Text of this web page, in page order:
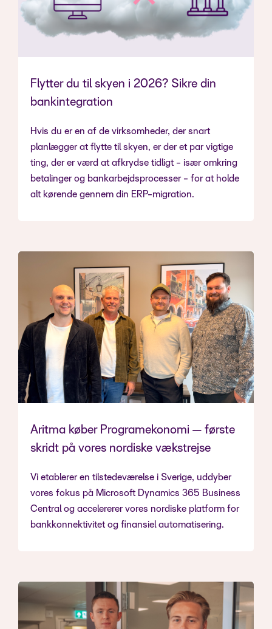
Flytter du til skyen i 2026? Sikre din
bankintegration
Hvis du er en af de virksomheder, der snart
planlægger at flytte til skyen, er der et par vigtige
ting, der er værd at afkrydse tidligt - især omkring
betalinger og bankarbejdsprocesser - for at holde
alt kørende gennem din ERP-migration.
Aritma køber Programekonomi — første
skridt på vores nordiske vækstrejse
Vi etablerer en tilstedeværelse i Sverige, uddyber
vores fokus på Microsoft Dynamics 365 Business
Central og accelererer vores nordiske platform for
bankkonnektivitet og finansiel automatisering.